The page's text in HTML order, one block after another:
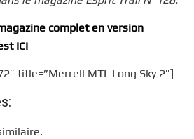
complet en version
ICI
title=”Merrell MTL Long Sky 2″]